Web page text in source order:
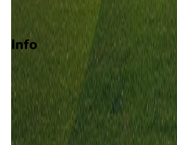
Degradatie
Info
Op 4 oktober 2026 gaat Cadiz de
wedstrijd wordt afgetrapt om
LaLiga2.
Stadion: JP Financial Estadio
Scheidsrechter: Onbekend